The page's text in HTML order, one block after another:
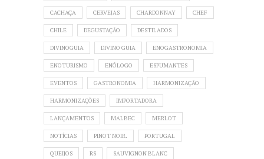
CACHAÇA CERVEJAS CHARDONNAY CHEF
CHILE DEGUSTAÇÃO DESTILADOS
DIVINOGUIA DIVINO GUIA ENOGASTRONOMIA
ENOTURISMO ENÓLOGO ESPUMANTES
EVENTOS GASTRONOMIA HARMONIZAÇÃO
HARMONIZAÇÕES IMPORTADORA
LANÇAMENTOS MALBEC MERLOT
NOTÍCIAS PINOT NOIR. PORTUGAL
QUEIJOS RS SAUVIGNON BLANC